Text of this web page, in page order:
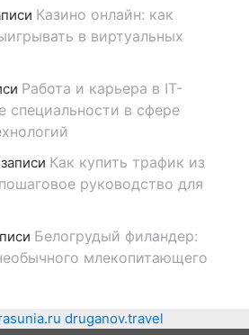
Казино онлайн: как
в виртуальных
Работа и карьера в IT-
специальности в сфере
Как купить трафик из
руководство для
Белогрудый филандер:
млекопитающего
druganov.travel